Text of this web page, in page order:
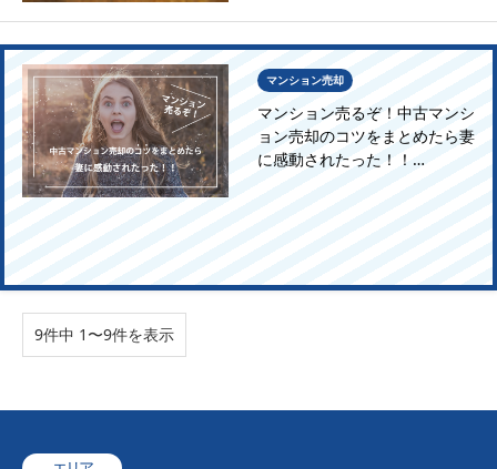
マンション売却
マンション売るぞ！中古マンシ
ョン売却のコツをまとめたら妻
に感動されたった！！…
9件中 1〜9件を表示